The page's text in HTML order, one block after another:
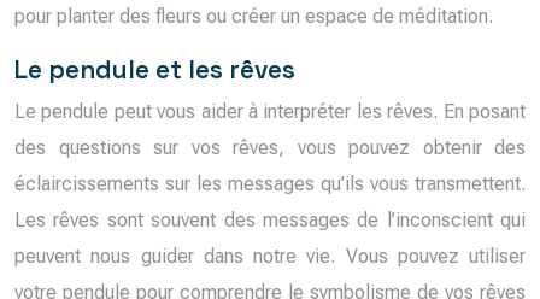
pour planter des fleurs ou créer un espace de méditation.
Le pendule et les rêves
Le pendule peut vous aider à interpréter les rêves. En posant
des questions sur vos rêves, vous pouvez obtenir des
éclaircissements sur les messages qu’ils vous transmettent.
Les rêves sont souvent des messages de l’inconscient qui
peuvent nous guider dans notre vie. Vous pouvez utiliser
votre pendule pour comprendre le symbolisme de vos rêves